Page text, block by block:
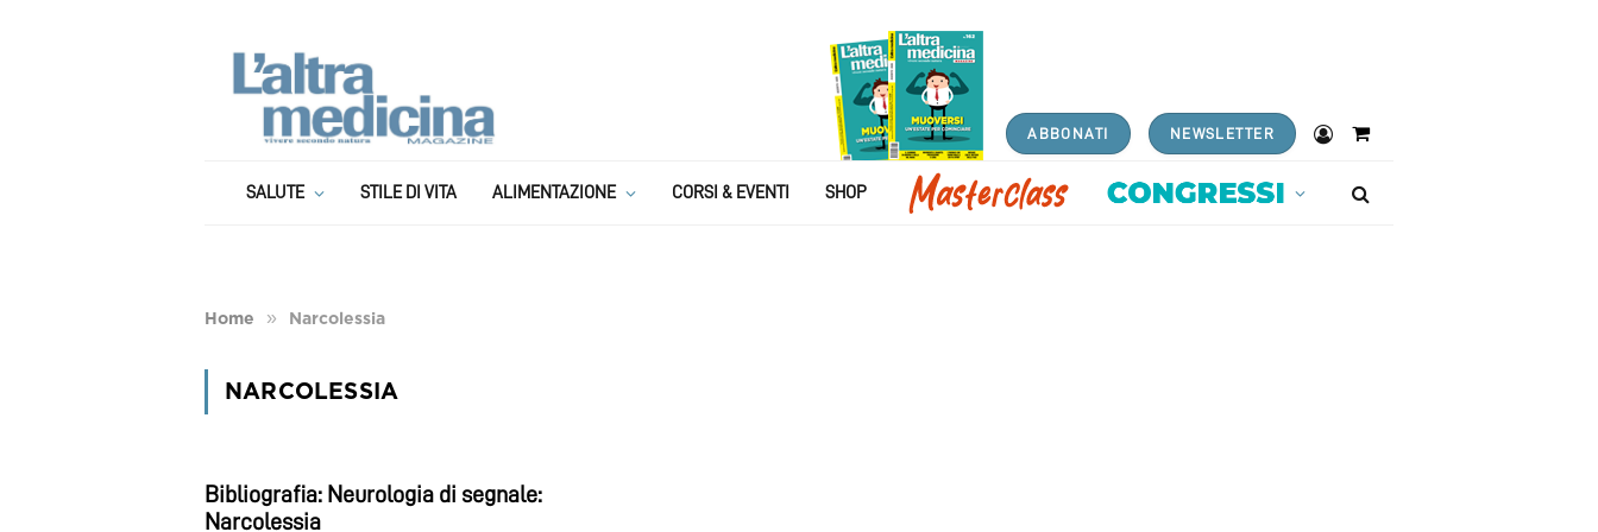
ABBONATI NEWSLETTER
Shopping
SALUTE STILE DI VITA ALIMENTAZIONE CORSI & EVENTI SHOP
Home » Narcolessia
NARCOLESSIA
Bibliografia: Neurologia di segnale:
Narcolessia